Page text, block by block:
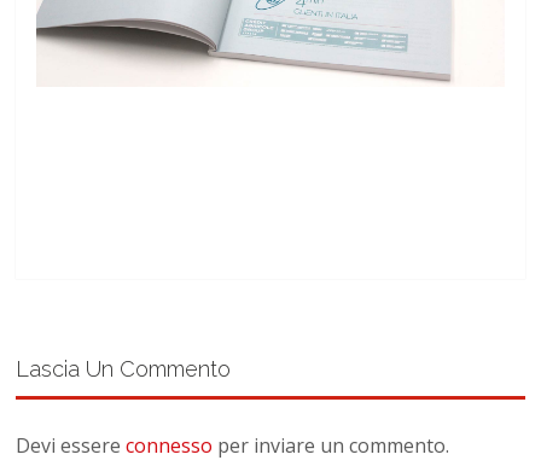
Lascia Un Commento
Devi essereconnesso per inviare un commento.